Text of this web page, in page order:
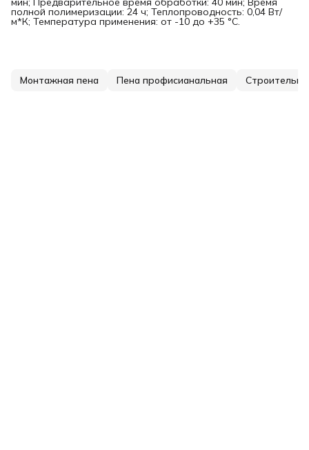
полной полимеризации: 24 ч; Теплопроводность: 0,04 Вт/
м*К; Температура применения: от -10 до +35 °C.
Монтажная пена Пена профисианальная